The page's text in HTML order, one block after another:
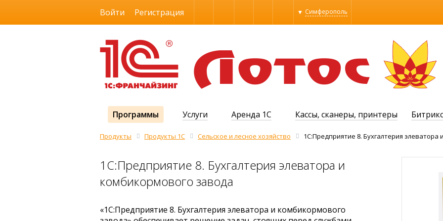
Размер шрифта Симферополь
Евпатория
Керчь
МОСКВА
Севастополь
Феодосия
Войти Регистрация
Программы Услуги Аренда 1С Кассы, сканеры, принтеры Битрикс
Продукты Продукты 1С Сельское и лесное хозяйство 1С:Предприятие 8. Бухгалтерия
1С:Предприятие 8. Бухгалтерия элеватора и
комбикормового завода
«1С:Предприятие 8. Бухгалтерия элеватора и комбикормового